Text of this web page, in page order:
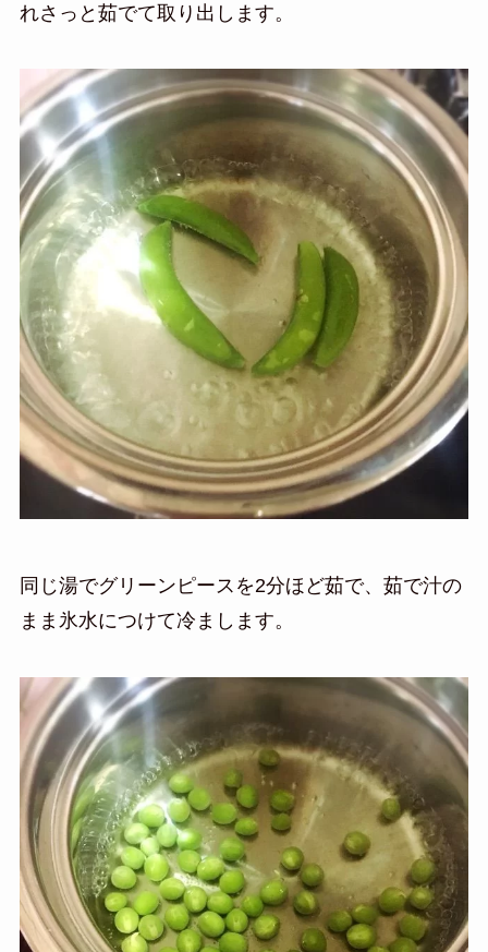
れさっと茹でて取り出します。
同じ湯でグリーンピースを2分ほど茹で、茹で汁の
まま氷水につけて冷まします。